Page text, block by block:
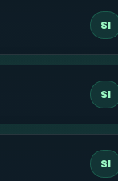
SI
SI
SI